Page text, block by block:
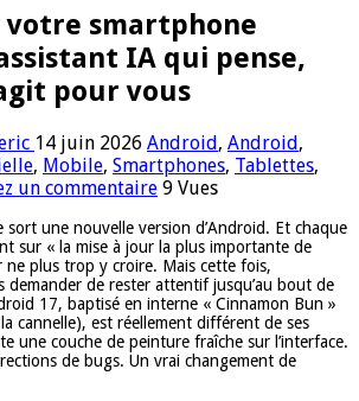
votre smartphone
IA qui pense,
pour vous
14 juin 2026 Android, Android,
, Mobile, Smartphones, Tablettes,
un commentaire 9 Vues
sort une nouvelle version d’Android. Et chaque
sur « la mise à jour la plus importante de
ne plus trop y croire. Mais cette fois,
demander de rester attentif jusqu’au bout de
17, baptisé en interne « Cinnamon Bun »
cannelle), est réellement différent de ses
une couche de peinture fraîche sur l’interface.
de bugs. Un vrai changement de